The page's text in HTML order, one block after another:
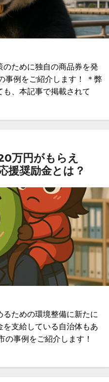
ために独自の商品券を発
事例をご紹介します！ ＊弊
、本記事で掲載されて
万円がもらえ
援奨励金とは？
ための環境整備に新たに
支給している自治体もあ
の事例をご紹介します！